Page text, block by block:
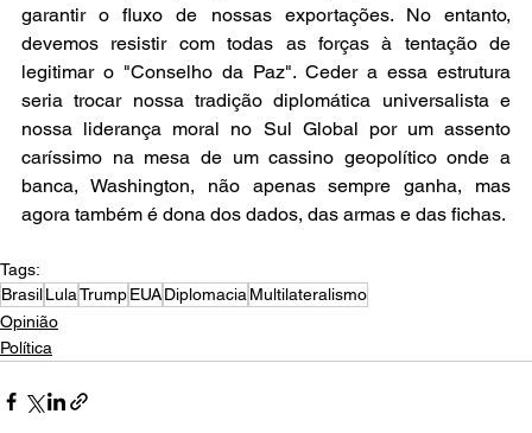
garantir o fluxo de nossas exportações. No entanto,
devemos resistir com todas as forças à tentação de
legitimar o "Conselho da Paz". Ceder a essa estrutura
seria trocar nossa tradição diplomática universalista e
nossa liderança moral no Sul Global por um assento
caríssimo na mesa de um cassino geopolítico onde a
banca, Washington, não apenas sempre ganha, mas
agora também é dona dos dados, das armas e das fichas.
Tags:
BrasilLulaTrumpEUADiplomaciaMultilateralismo
Opinião
Política